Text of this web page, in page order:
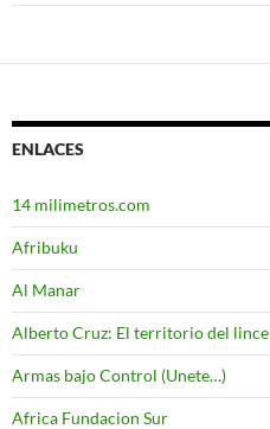
ENLACES
14 milimetros.com
Afribuku
Al Manar
Alberto Cruz: El territorio del lince
Armas bajo Control (Unete…)
Africa Fundacion Sur